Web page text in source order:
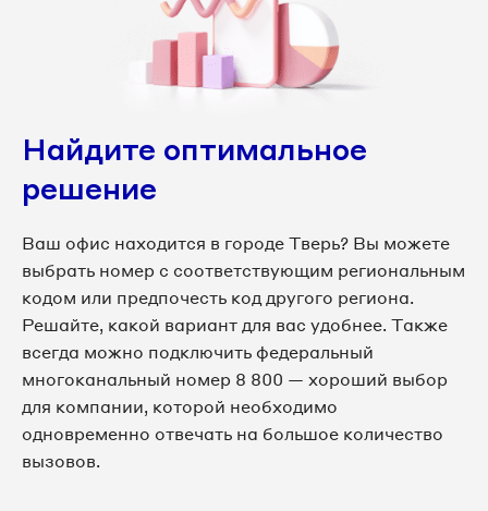
Найдите оптимальное
решение
Ваш офис находится в городе Тверь? Вы можете
выбрать номер с соответствующим региональным
кодом или предпочесть код другого региона.
Решайте, какой вариант для вас удобнее. Также
всегда можно подключить федеральный
многоканальный номер 8 800 — хороший выбор
для компании, которой необходимо
одновременно отвечать на большое количество
вызовов.